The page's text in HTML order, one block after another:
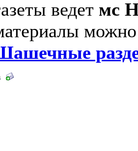
ведет мс